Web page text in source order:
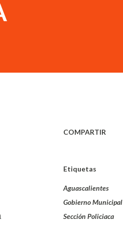
COMPARTIR
Etiquetas
Aguascalientes
Gobierno Municipal
Sección Policiaca